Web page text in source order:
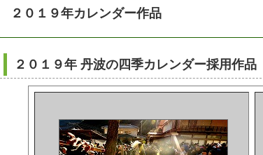
２０１９年カレンダー作品
２０１９年 丹波の四季カレンダー採用作品